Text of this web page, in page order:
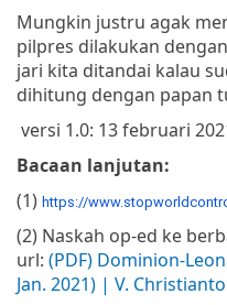
Mungkin justru agak
pilpres dilakukan
jari kita ditandai kalau
dihitung dengan papan
versi 1.0: 13 februari
Bacaan lanjutan:
(1) https://
(2) Naskah op-ed ke
url: (PDF) Dominion-
Jan. 2021) | V.